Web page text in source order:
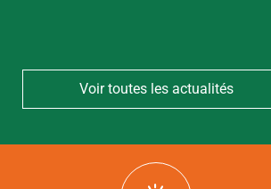
Voir toutes les actualités